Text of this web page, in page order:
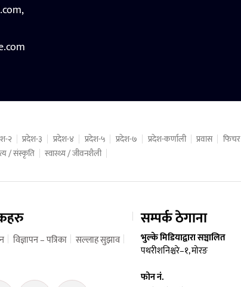
२ प्रदेश-३ प्रदेश-४ प्रदेश-५ प्रदेश-७ प्रदेश-कर्णाली प्रवास फिचर
/ संस्कृति स्वास्थ्य / जीवनशैली
विज्ञापन – पत्रिका सल्लाह सुझाव
सम्पर्क ठेगाना
भुल्के मिडियाद्वारा सञ्चालित
पथरीशनिश्चरे–१, मोरङ
फोन नं.